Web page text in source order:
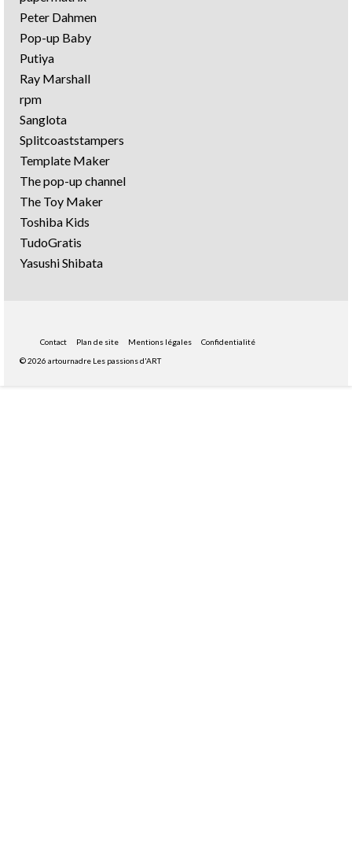
Peter Dahmen
Pop-up Baby
Putiya
Ray Marshall
rpm
Sanglota
Splitcoaststampers
Template Maker
The pop-up channel
The Toy Maker
Toshiba Kids
TudoGratis
Yasushi Shibata
Contact Plan de site Mentions légales
Confidentialité
© 2026 artournadre Les passions d'ART